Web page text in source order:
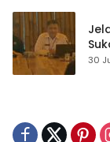
30